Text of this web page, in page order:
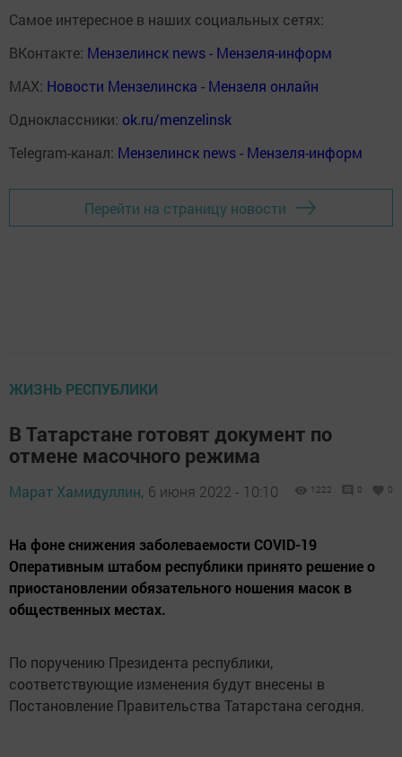
Самое интересное в наших социальных сетях:
ВКонтакте: Мензелинск news - Мензеля-информ
MAX: Новости Мензелинска - Мензеля онлайн
Одноклассники: ok.ru/menzelinsk
Telegram-канал: Мензелинск news - Мензеля-информ
Перейти на страницу новости
ЖИЗНЬ РЕСПУБЛИКИ
В Татарстане готовят документ по
отмене масочного режима
Марат Хамидуллин, 6 июня 2022 - 10:10 1222 0 0
На фоне снижения заболеваемости COVID-19
Оперативным штабом республики принято решение о
приостановлении обязательного ношения масок в
общественных местах.
По поручению Президента республики,
соответствующие изменения будут внесены в
Постановление Правительства Татарстана сегодня.